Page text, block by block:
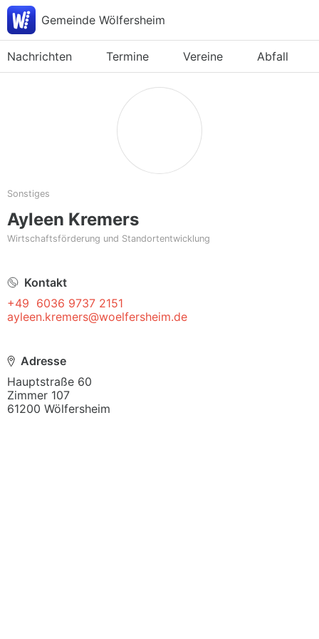
Gemeinde Wölfersheim
Nachrichten Termine Vereine Abfall
Sonstiges
Ayleen Kremers
Wirtschaftsförderung und Standortentwicklung
Kontakt
+49  6036 9737 2151
ayleen.kremers@woelfersheim.de
Adresse
Hauptstraße 60
Zimmer 107
61200 Wölfersheim